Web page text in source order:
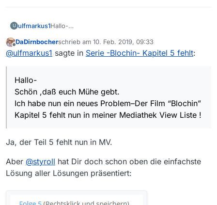
U ulfmarkus1Hallo-
Ich habe nun ein neues Problem–Der Film “Blochin”
Kapitel 5 fehlt nun in meiner Mediathek View Liste !
<Beitrag durch Moderator gekürzt>
Ulfmarkus1
Offline
DaDirnbocherschrieb am 10. Feb. 2019, 09:33
zuletzt editiert von
@ulfmarkus1 sagte in Serie -Blochin- Kapitel 5 fehlt:
Hallo-
Schön ,daß euch Mühe gebt.
Ich habe nun ein neues Problem–Der Film “Blochin”
Kapitel 5 fehlt nun in meiner Mediathek View Liste !
Ja, der Teil 5 fehlt nun in MV.
Aber @styroll hat Dir doch schon oben die einfachste
Lösung aller Lösungen präsentiert: